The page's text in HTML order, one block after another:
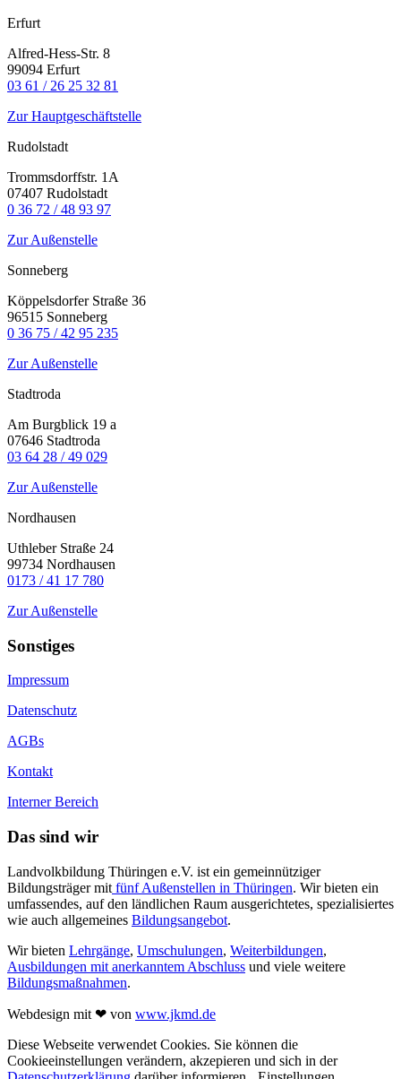
Erfurt
Alfred-Hess-Str. 8
99094 Erfurt
03 61 / 26 25 32 81
Zur Hauptgeschäftstelle
Rudolstadt
Trommsdorffstr. 1A
07407 Rudolstadt
0 36 72 / 48 93 97
Zur Außenstelle
Sonneberg
Köppelsdorfer Straße 36
96515 Sonneberg
0 36 75 / 42 95 235
Zur Außenstelle
Stadtroda
Am Burgblick 19 a
07646 Stadtroda
03 64 28 / 49 029
Zur Außenstelle
Nordhausen
Uthleber Straße 24
99734 Nordhausen
0173 / 41 17 780
Zur Außenstelle
Sonstiges
Impressum
Datenschutz
AGBs
Kontakt
Interner Bereich
Das sind wir
Landvolkbildung Thüringen e.V. ist ein gemeinnütziger
Bildungsträger mit fünf Außenstellen in Thüringen. Wir bieten ein
umfassendes, auf den ländlichen Raum ausgerichtetes, spezialisiertes
wie auch allgemeines Bildungsangebot.
Wir bieten Lehrgänge, Umschulungen, Weiterbildungen,
Ausbildungen mit anerkanntem Abschluss und viele weitere
Bildungsmaßnahmen.
Webdesign mit ❤ von www.jkmd.de
Diese Webseite verwendet Cookies. Sie können die
Cookieeinstellungen verändern, akzepieren und sich in der